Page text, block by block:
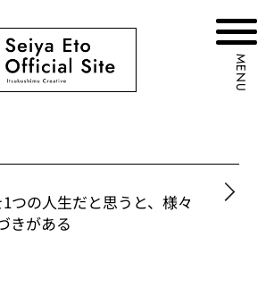
MENU
つの人生だと思うと、様々
きがある